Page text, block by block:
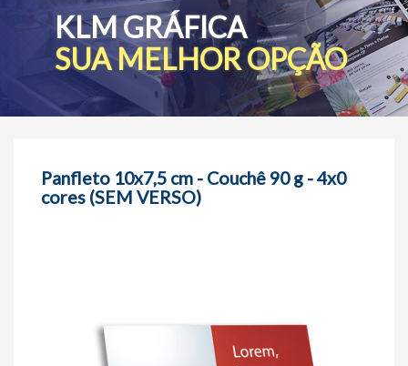
KLM GRÁFICA
SUA MELHOR OPÇÃO
Panfleto 10x7,5 cm - Couchê 90 g - 4x0
cores (SEM VERSO)